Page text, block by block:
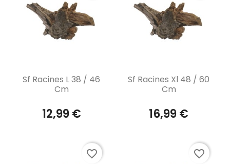
Aperçu rapide
Sf Racines L 38 / 46
Cm
12,99 €
Aperçu rapide
Sf Racines Xl 48 / 60
Cm
16,99 €
favorite_border favorite_border